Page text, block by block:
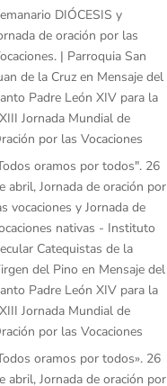
DIÓCESIS y
de oración por las
| Parroquia San
de la Cruz en Mensaje del
Padre León XIV para la
Jornada Mundial de
por las Vocaciones
oramos por todos". 26
abril, Jornada de oración por
vocaciones y Jornada de
nativas - Instituto
Catequistas de la
del Pino en Mensaje del
Padre León XIV para la
Jornada Mundial de
por las Vocaciones
oramos por todos». 26
abril, Jornada de oración por